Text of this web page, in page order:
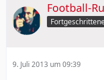
Football-
9. Juli 2013 um 09:39